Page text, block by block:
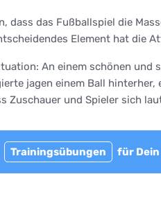
dass das Fußballspiel die
Element hat die
An einem schönen und
jagen einem Ball
Zuschauer und Spieler sich
Trainingsübungen für